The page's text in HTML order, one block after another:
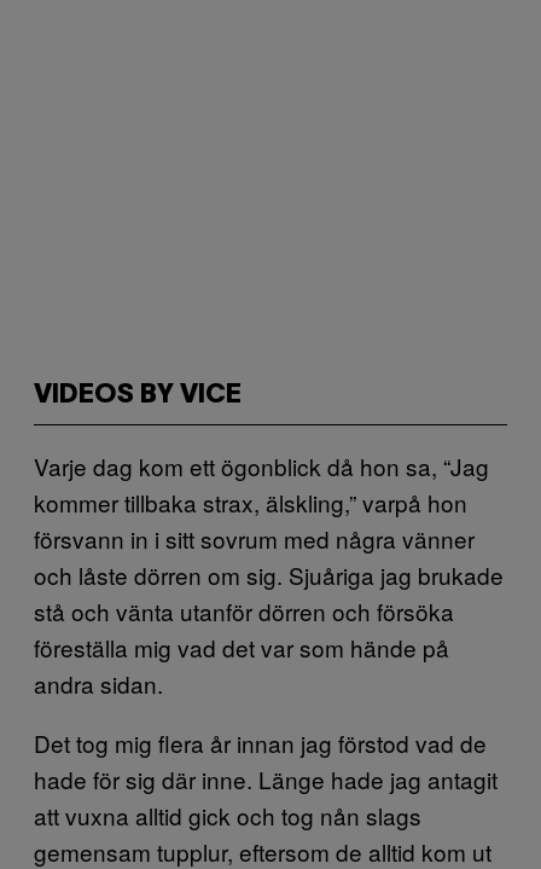
VIDEOS BY VICE
Varje dag kom ett ögonblick då hon sa, “Jag
kommer tillbaka strax, älskling,” varpå hon
försvann in i sitt sovrum med några vänner
och låste dörren om sig. Sjuåriga jag brukade
stå och vänta utanför dörren och försöka
föreställa mig vad det var som hände på
andra sidan.
Det tog mig flera år innan jag förstod vad de
hade för sig där inne. Länge hade jag antagit
att vuxna alltid gick och tog nån slags
gemensam tupplur, eftersom de alltid kom ut